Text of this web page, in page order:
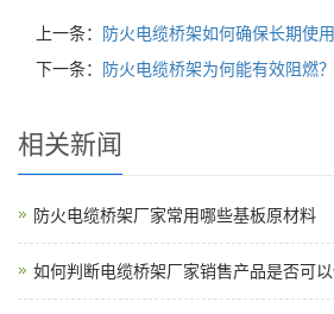
上一条： 防火电缆桥架如何确保长期使用
下一条： 防火电缆桥架为何能有效阻燃？
相关新闻
防火电缆桥架厂家常用哪些基板原材料
如何判断电缆桥架厂家销售产品是否可